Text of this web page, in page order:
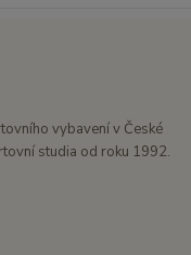
vybavení v České
studia od roku 1992.